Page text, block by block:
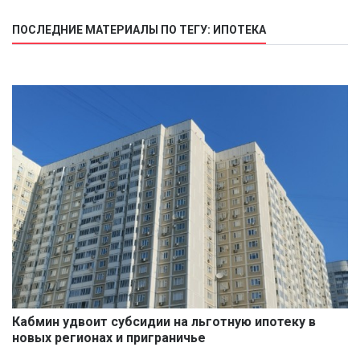
ПОСЛЕДНИЕ МАТЕРИАЛЫ ПО ТЕГУ: ИПОТЕКА
Кабмин удвоит субсидии на льготную ипотеку в
новых регионах и приграничье